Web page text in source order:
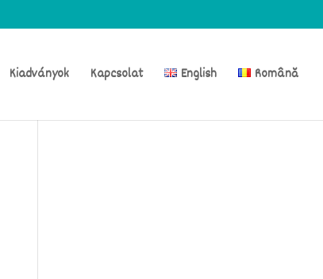
Kiadványok Kapcsolat English Română